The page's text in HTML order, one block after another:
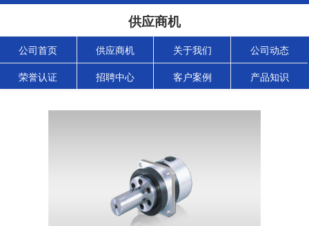
供应商机
公司首页 供应商机 关于我们 公司动态
荣誉认证 招聘中心 客户案例 产品知识